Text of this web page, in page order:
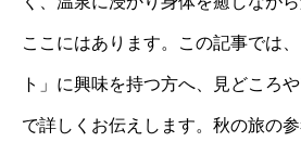
ここにはあります。この記事では
ト」に興味を持つ方へ、見どころ
で詳しくお伝えします。秋の旅の